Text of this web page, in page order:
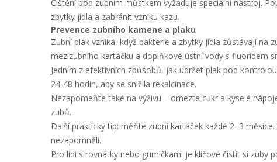
Čištění pod zubním můstkem vyžaduje speciální nástroj.
zbytky jídla a zabránit vzniku kazu.
Prevence zubního kamene a plaku
Zubní plak vzniká, když bakterie a zbytky jídla zůstávají na
mezizubního kartáčku a doplňkové ústní vody s fluoridem
Jedním z efektivních způsobů, jak udržet plak pod
24‑48 hodin, aby se snížila rekalcinace.
Nezapomeňte také na výživu – omezte cukr a kyselé
zubů.
Další praktický tip: měňte zubní kartáček každé 2–3
nezapomněli.
Pro lidi s rovnátky nebo gumičkami je klíčové čistit si zuby